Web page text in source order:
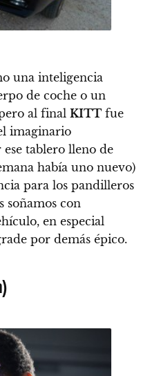
una inteligencia
de coche o un
al final KITT fue
imaginario
tablero lleno de
había uno nuevo)
para los pandilleros
soñamos con
en especial
por demás épico.